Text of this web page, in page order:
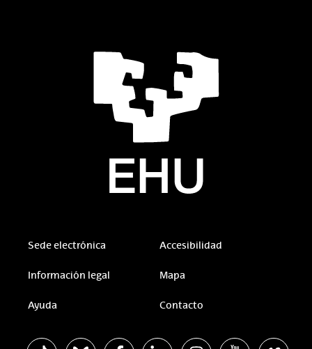
Sede electrónica Accesibilidad
Información legal Mapa
Ayuda Contacto